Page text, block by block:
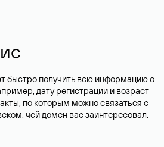
быстро получить всю информацию о
дату регистрации и возраст
по которым можно связаться с
чей домен вас заинтересовал.